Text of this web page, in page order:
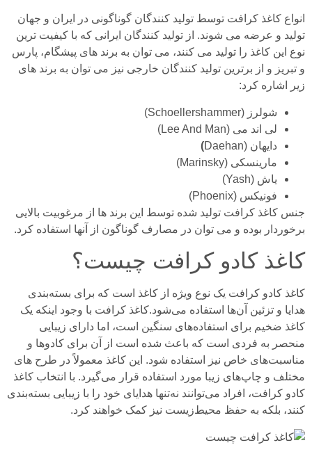
انواع کاغذ کرافت توسط تولید کنندگان گوناگونی در ایران و جهان
تولید و عرضه می شوند. از تولید کنندگان ایرانی که با کیفیت ترین
نوع این کاغذ را تولید می کنند، می توان به برند های پیشگام، پارس
و تبریز و از برترین تولید کنندگان خارجی نیز می توان به برند های
زیر اشاره کرد:
شولرز (Schoellershammer)
لی اند می (Lee And Man)
دایهان (Daehan
)
مارینسکی (Marinsky)
یاش (Yash)
فونیکس (Phoenix)
جنس کاغذ کرافت تولید شده توسط این برند ها از مرغوبیت بالایی
برخوردار بوده و می توان در مصارف گوناگون از آنها استفاده کرد.
کاغذ کادو کرافت چیست؟
کاغذ کادو کرافت یک نوع ویژه از کاغذ است که برای بسته‌بندی
هدایا و تزئین آن‌ها استفاده می‌شود.کاغذ کرافت با وجود اینکه یک
کاغذ ضخیم برای استفاده‌های سنگین است، اما دارای زیبایی
منحصر به فردی است که باعث شده است از آن برای کادو‌ها و
مناسبت‌های خاص نیز استفاده شود. این کاغذ معمولاً در طرح های
مختلف و چاپ‌های زیبا مورد استفاده قرار می‌گیرد. با انتخاب کاغذ
کادو کرافت، افراد می‌توانند نه‌تنها هدایای خود را با زیبایی بسته‌بندی
کنند، بلکه به حفظ محیط‌زیست نیز کمک خواهند کرد.